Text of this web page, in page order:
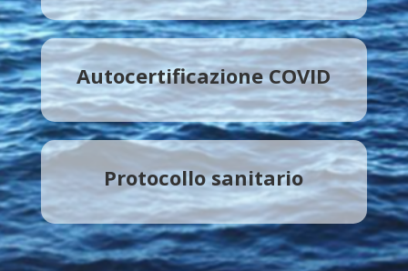
Autocertificazione COVID
Protocollo sanitario